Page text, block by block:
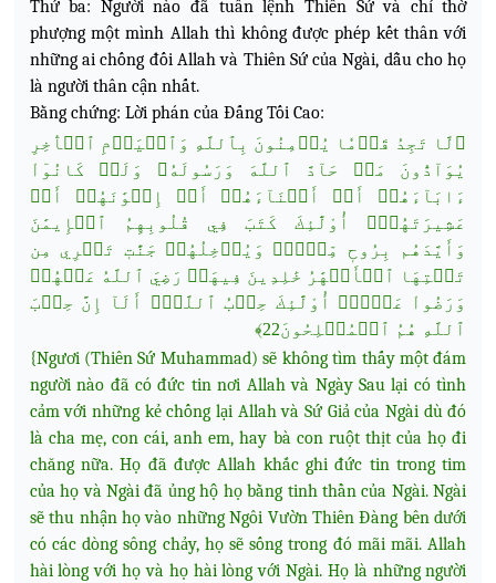
Thứ ba: Người nào đã tuân lệnh Thiên Sứ và chỉ thờ
phượng một mình Allah thì không được phép kết thân với
những ai chống đối Allah và Thiên Sứ của Ngài, dẫu cho họ
là người thân cận nhất.
Bằng chứng: Lời phán của Đấng Tối Cao:
﴿لَّا تَجِدُ قَوۡمٗا يُؤۡمِنُونَ بِٱللَّهِ وَٱلۡيَوۡمِ ٱلۡأٓخِرِ
يُوَآدُّونَ مَنۡ حَآدَّ ٱللَّهَ وَرَسُولَهُۥ وَلَوۡ كَانُوٓاْ
ءَابَآءَهُمۡ أَوۡ أَبۡنَآءَهُمۡ أَوۡ إِخۡوَٰنَهُمۡ أَوۡ
عَشِيرَتَهُمۡۚ أُوْلَٰٓئِكَ كَتَبَ فِي قُلُوبِهِمُ ٱلۡإِيمَٰنَ
وَأَيَّدَهُم بِرُوحٖ مِّنۡهُۖ وَيُدۡخِلُهُمۡ جَنَّٰتٖ تَجۡرِي مِن
تَحۡتِهَا ٱلۡأَنۡهَٰرُ خَٰلِدِينَ فِيهَاۚ رَضِيَ ٱللَّهُ عَنۡهُمۡ
وَرَضُواْ عَنۡهُۚ أُوْلَٰٓئِكَ حِزۡبُ ٱللَّهِۚ أَلَآ إِنَّ حِزۡبَ
ٱللَّهِ هُمُ ٱلۡمُفۡلِحُونَ22﴾
{Ngươi (Thiên Sứ Muhammad) sẽ không tìm thấy một đám
người nào đã có đức tin nơi Allah và Ngày Sau lại có tình
cảm với những kẻ chống lại Allah và Sứ Giả của Ngài dù đó
là cha mẹ, con cái, anh em, hay bà con ruột thịt của họ đi
chăng nữa. Họ đã được Allah khắc ghi đức tin trong tim
của họ và Ngài đã ủng hộ họ bằng tinh thần của Ngài. Ngài
sẽ thu nhận họ vào những Ngôi Vườn Thiên Đàng bên dưới
có các dòng sông chảy, họ sẽ sống trong đó mãi mãi. Allah
hài lòng với họ và họ hài lòng với Ngài. Họ là những người